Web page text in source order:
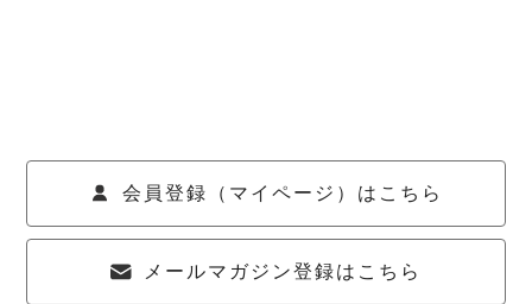
会員登録（マイページ）はこちら
メールマガジン登録はこちら